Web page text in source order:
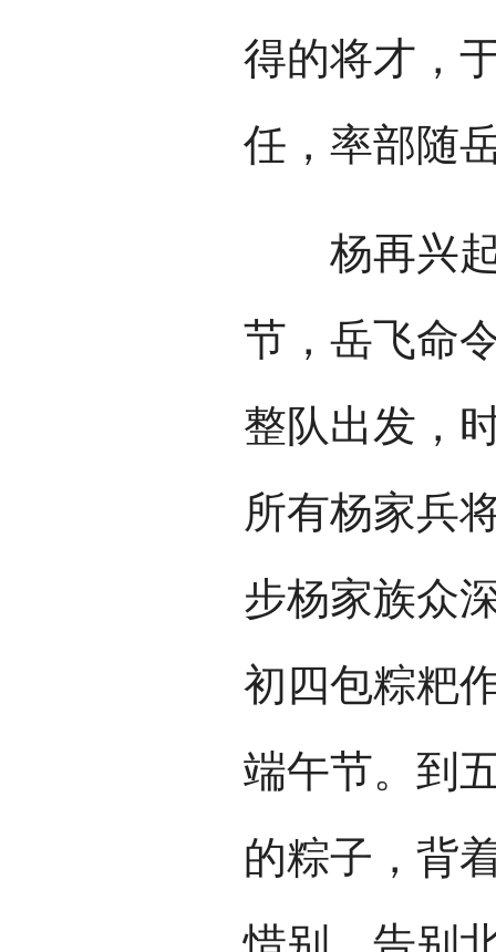
得的将才，
任，率部随
杨再兴起
节，岳飞命
整队出发，
所有杨家兵
步杨家族众
初四包粽粑
端午节。到
的粽子，背